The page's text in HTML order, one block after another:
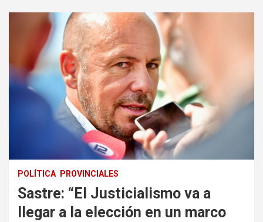
POLÍTICA PROVINCIALES
Sastre: “El Justicialismo va a
llegar a la elección en un marco